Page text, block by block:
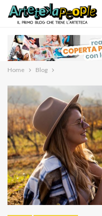
Home Blog